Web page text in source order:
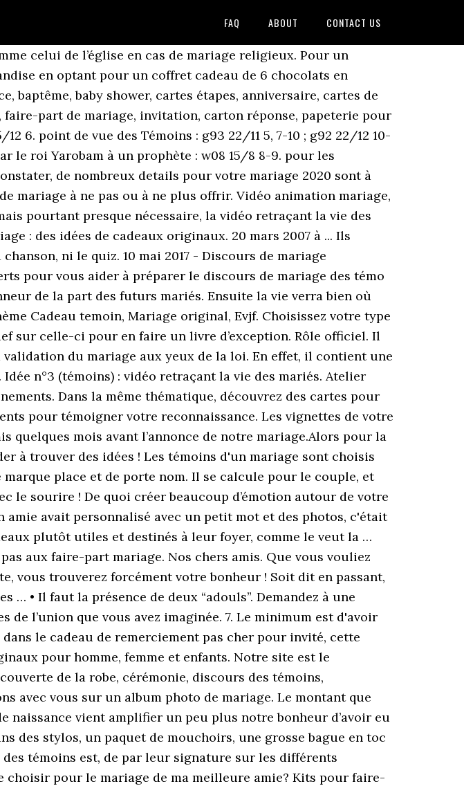
FAQ ABOUT CONTACT US
leur caissin de vin, vous promettez à la mariée qu’elle pourra toujours compter sur vous, même dans 10 ans. La première partie de cet article est dédiée à la … Remerciement Cadeau Naissance : Merci de la part des parents Merci Naissance à des amis. Vous trouverez des idées de déco pas cher ainsi que des housses de chaise et des tentures. Bien choisir son faire-part de mariage; ... Nous avons fixé la date pendant nos vacances et des témoins pouvaient être 'exceptionnellement fournis sur place'." Découvrez des idées de textes gratuits et utiles tout au long des préparatifs de votre mariage : faire-part, RSVP, remerciements. Rôle des témoins de mariage. Le nombre de témoins est au minimum de 1 et au maximum de 2 pour chaque époux. Quels cadeaux et petits détails pour vos invités de mariage? Annonce de mariage originale, organisation de l'EVJF et l'EVG, faire-part sympa, idées déco, cadeaux témoins et demoiselles d'honneur personnalisés, et pleins d'autres !. Ce sont des témoins masculins qui sont nommés par le Ministre de la Justice. Il n'y a pas que les femmes qui vivent le plus beau jour de leur vie lors de leur mariage. Elle sera touchée de découvrir son nom et la date de son mariage gravés sur le couvercle du coffret, mais elle sera encore plus émue de lire votre message au dos de la glissière. Etre témoin, ça se passe comment? Pour les hommes aussi ça compte, au moins presque autant qu'une finale de la coupe du monde ou que celui des Cette dot revient unique-ment à la fille. En effet, les témoins des mariés sont là pour attester de la véracité de l’union. Le témoin de mariage a un rôle très important à jouer. Rôle spirituel. Sur les photos et les vidéos qui se trouvent en-dessous de cette page, vous allez trouver de l’inspiration pour faire la meilleure demande témoin mariage. Pendant les préparations au mariage, le Jour J et après, les témoins des mariés sont des personnes importantes et chères au cœur des mariés. Mais vous pouvez répartir comme vous le souhaitez, de toute façon à la mairie, les témoins signent pour le couple et non pour l'un des deux mariés. Découvrez nos cadeaux de mariage originaux (et classiques) Passons maintenant aux idées cadeaux de mariage qui vont accompagner les mariés pour les nombreuses années qu’ils vont passer ensemble. Lire un beau discours de mariage original pour féliciter les mariés avec un texte affectueux et amical ou drôle. Pour être sûr de ne pas offrir deux fois la même chose et créer un moment de gêne lors de l’ouverture des cadeaux, optez pour un cadeau de mariage original pour les mariés. Ce qui attire l’attention, c’est une boîte avec petites cadeaux ou lettres pour vos témoins. Selon vos croyances, leur rôle peut être également de vous accompagner dans votre foi et votre vie de couple. Demoiselles d’honneur Comment faire pour que l’annonce soit insolite ? ... que le coût d'un mariage est à la charge des mariés et de leurs familles. Tout pour réussir une organisation mariage au top et un mariage discount. Après cet heureux événement, n’oubliez pas de remercier vos proches pour leur présence, leur soutien, leurs sourires et cadeaux. Une carte demande de témoin, des dizaines de styles ! Au milieu de la montagne de cadeaux, un présent qui sort de l’ordinaire fera forcément mouche aux yeux du couple de jeunes mariés. 2019 - Tout pleins d'idées pour un mariage unique et personnalisé ! News de Temoin de mariage 13 Juillet 2020: Idées de textes pour un t-shirt d'EVJF 28 Janvier 2020: Découvrez le rôle du témoin dans l'animation du mariage 08 Novembre 2019: Découvrez de jolies citations en images sur les témoins de mariage 27 Mai 2019: Idées pour faire sa demande de témoin de mariage 26 Février 2019: Idées d'Activités gratuites pour un enterrement de vie de jeune fille Les règles du cadeau de mariage parfait. Je parle en connaissance de cause, nous n’en voyons plus qu’1 sur … Et c’est déjà une très bonne chose à connaitre, les futurs mariés s’en réjouissent d’ores et déjà ! Sos idées surprsises pour les mariés de la part des témoins! Un cadeau de mariage nature . La Grande Alice. Hermance : Pour nous, c’était des mini succulentes ! De l'animal à l'homme, le tressage des végétaux a gardé sa vocation essentielle : améliorer le confort quotidien. Lors du mariage, ils exercent une double fonction: ils sont témoins et ils établissent l’acte de mariage. Nos astuces : La répartition traditionnelle est adaptable et adaptée au gré des situations personnelles de chaque famille. Matériel nécessaire : des pots de yaourt v